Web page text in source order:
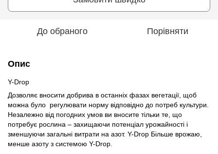
До обраного Порівняти
Опис
Y-Drop
Дозволяє вносити добрива в останніх фазах вегетації, щоб
можна було регулювати норму відповідно до потреб культури.
Незалежно від погодних умов ви вносите тільки те, що
потребує рослина – захищаючи потенціал урожайності і
зменшуючи загальні витрати на азот. Y-Drop Більше врожаю,
менше азоту з системою Y-Drop.